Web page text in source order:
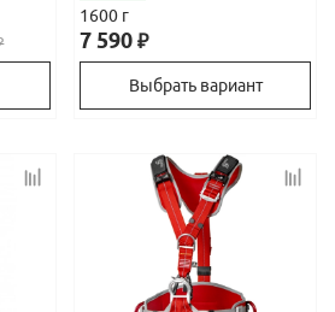
1600 г
7 590₽
Выбрать вариант